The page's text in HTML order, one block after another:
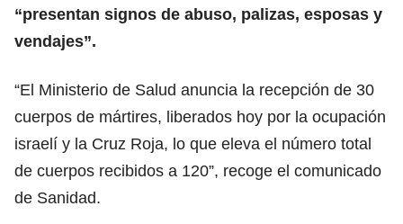
“presentan signos de abuso, palizas, esposas y
vendajes”.
“El Ministerio de Salud anuncia la recepción de 30
cuerpos de mártires, liberados hoy por la ocupación
israelí y la Cruz Roja, lo que eleva el número total
de cuerpos recibidos a 120”, recoge el comunicado
de Sanidad.